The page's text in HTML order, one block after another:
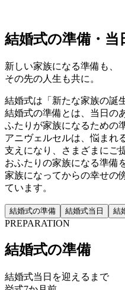
結婚式の準備・当
新しい家族になる準備も、
その先の人生も共に。
結婚式は「新たな家族の誕
結婚式の準備とは、当日の
ふたりが家族になるための
アニヴェルセルは、悩まれ
支えになり、さまざまにご
おふたりの家族になる準備
家族になってからの幸せの
ています。
結婚式の準備 結婚式当日 結
PREPARATION
結婚式の準備
結婚式当日を迎えるまで